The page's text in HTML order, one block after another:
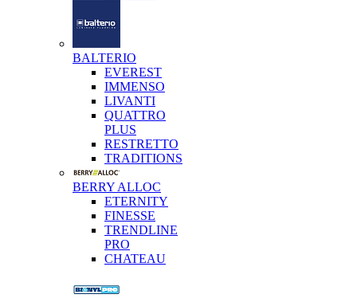
BALTERIO
EVEREST
IMMENSO
LIVANTI
QUATTRO
PLUS
RESTRETTO
TRADITIONS
BERRY ALLOC
ETERNITY
FINESSE
TRENDLINE
PRO
CHATEAU